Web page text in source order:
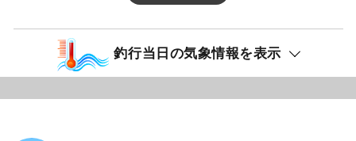
釣行当日の気象情報を表示